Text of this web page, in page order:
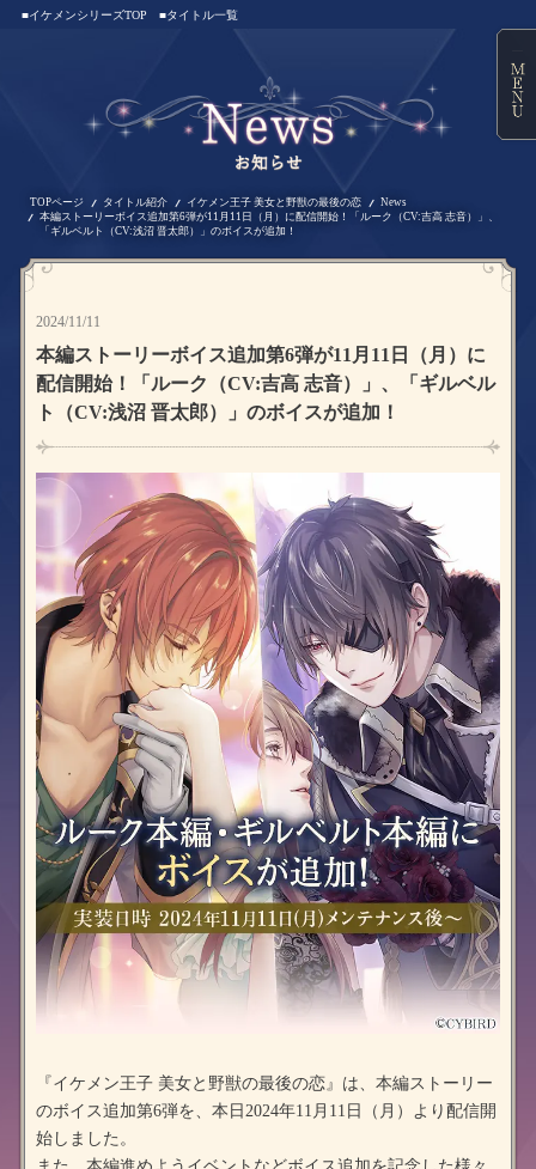
■イケメンシリーズTOP ■タイトル一覧
TOPページ タイトル紹介 イケメン王子 美女と野獣の最後の恋
News
本編ストーリーボイス追加第6弾が11月11日（月）に配信開始！「ルーク（CV:吉高 志音）」、
「ギルベルト（CV:浅沼 晋太郎）」のボイスが追加！
2024/11/11
本編ストーリーボイス追加第6弾が11月11日（月）に
配信開始！「ルーク（CV:吉高 志音）」、「ギルベル
ト（CV:浅沼 晋太郎）」のボイスが追加！
『イケメン王子 美女と野獣の最後の恋』は、本編ストーリー
のボイス追加第6弾を、本日 2024年11 月 11 日（月）より配信開
始しました。